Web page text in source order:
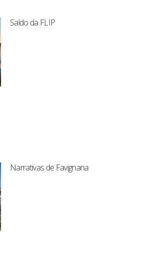
Saldo da FLIP
Narrativas de Favignana